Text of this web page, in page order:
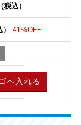
（税込）
41%OFF